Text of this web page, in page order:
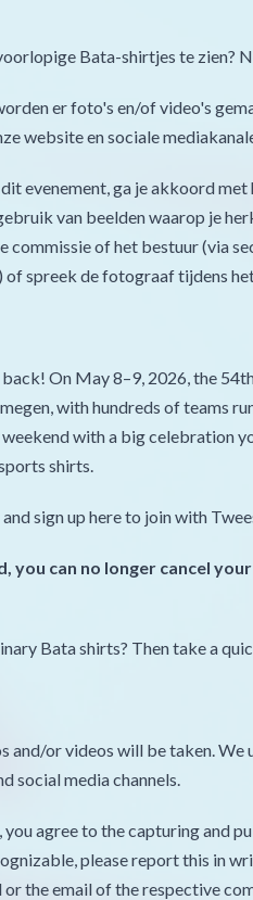
Bata-shirtjes te zien?
er foto's en/of video's
website en sociale
evenement, ga je akkoord
van beelden waarop je
of het bestuur (via
spreek de fotograaf tijdens
On May 8–9, 2026, the
with hundreds of teams
with a big celebration
shirts.
and sign up here to join with
you can no longer cancel
Bata shirts? Then take a
and/or videos will be taken.
social media channels.
you agree to the capturing and
please report this in
or the email of the respective